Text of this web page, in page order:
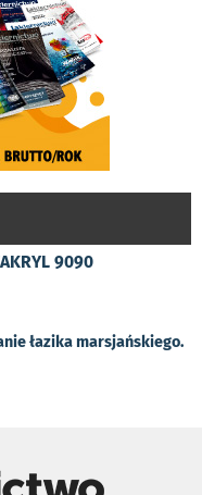
9090
łazika marsjańskiego.